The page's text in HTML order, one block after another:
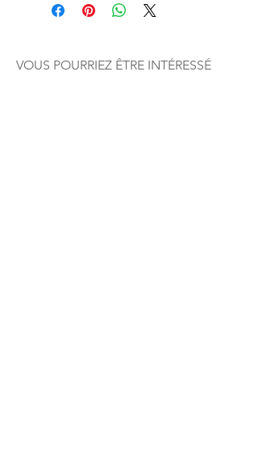
VOUS POURRIEZ ÊTRE INTÉRESSÉ